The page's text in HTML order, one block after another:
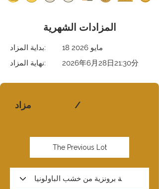
المزادات الشهرية
بداية المزاد:
18 مايو 2026
نهاية المزاد:
2026年6月28日21:30分
مزاد /
The Previous Lot